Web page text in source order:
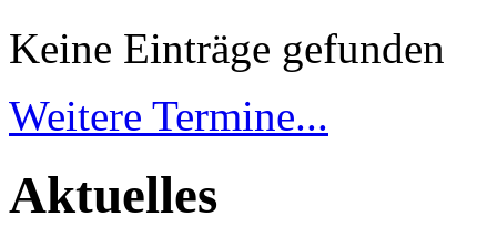
Keine Einträge gefunden
Weitere Termine...
Aktuelles